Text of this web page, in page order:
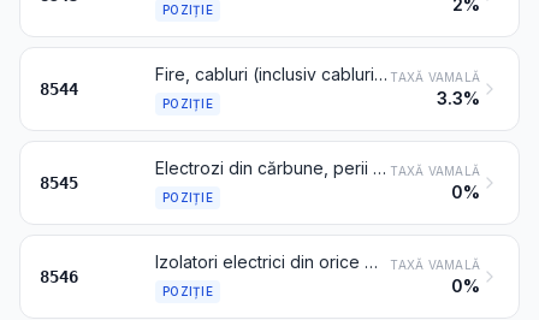
POZIȚIE
8544
Fire, cabluri (inclusiv cabluri coaxiale) și alte conductoare electrice izolate (chiar emailate sau oxidate anodic), cu sau fără conectori; cabluri din fibre optice, constituite din fibre izolate individual, chiar echipate cu conductoare electrice sau prevăzute cu conectori
POZIȚIE
TAXĂ VAMALĂ
3.3%
8545
Electrozi din cărbune, perii din cărbune, cărbuni pentru lămpi sau pentru baterii și alte articole din grafit sau din alt cărbune, cu sau fără metal, pentru utilizări electrice
POZIȚIE
TAXĂ VAMALĂ
0%
8546
Izolatori electrici din orice material
POZIȚIE
TAXĂ VAMALĂ
0%